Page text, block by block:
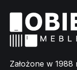
Założone w